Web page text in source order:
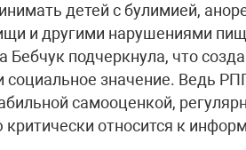
детей с булимией,
и другими нарушениями
Бебчук подчеркнула, что
социальное значение. Ведь
самооценкой,
критически относится к